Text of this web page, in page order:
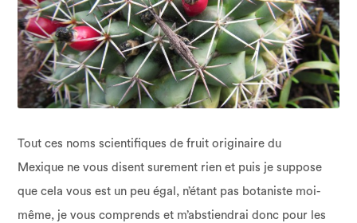
Tout ces noms scientifiques de fruit originaire du
Mexique ne vous disent surement rien et puis je suppose
que cela vous est un peu égal, n’étant pas botaniste moi-
même, je vous comprends et m’abstiendrai donc pour les